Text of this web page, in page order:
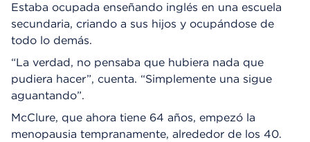
Estaba ocupada enseñando inglés en una escuela
secundaria, criando a sus hijos y ocupándose de
todo lo demás.
“La verdad, no pensaba que hubiera nada que
pudiera hacer”, cuenta. “Simplemente una sigue
aguantando”.
McClure, que ahora tiene 64 años, empezó la
menopausia tempranamente, alrededor de los 40.